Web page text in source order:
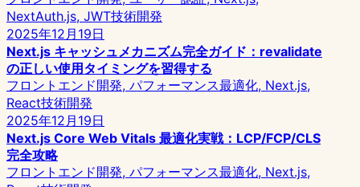
NextAuth.js, JWT技術開発
2025年12月19日
Next.js キャッシュメカニズム完全ガイド：revalidate
の正しい使用タイミングを習得する
フロントエンド開発, パフォーマンス最適化, Next.js,
React技術開発
2025年12月19日
Next.js Core Web Vitals 最適化実戦：LCP/FCP/CLS
完全攻略
フロントエンド開発, パフォーマンス最適化, Next.js,